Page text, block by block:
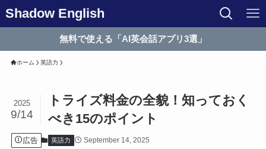
Shadow English
無料で使える「AI英会話アプリ3選」
ホーム 英語力
トライズ料金の全貌！知っておく
べき15のポイント
2025
9/14
広告 英語力 September 14, 2025